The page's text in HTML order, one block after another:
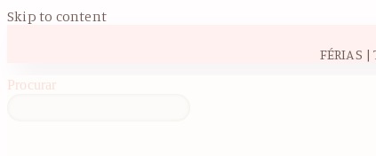
Skip to content
FÉRIAS
Procurar